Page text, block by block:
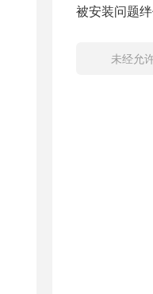
被安装问题
未经允